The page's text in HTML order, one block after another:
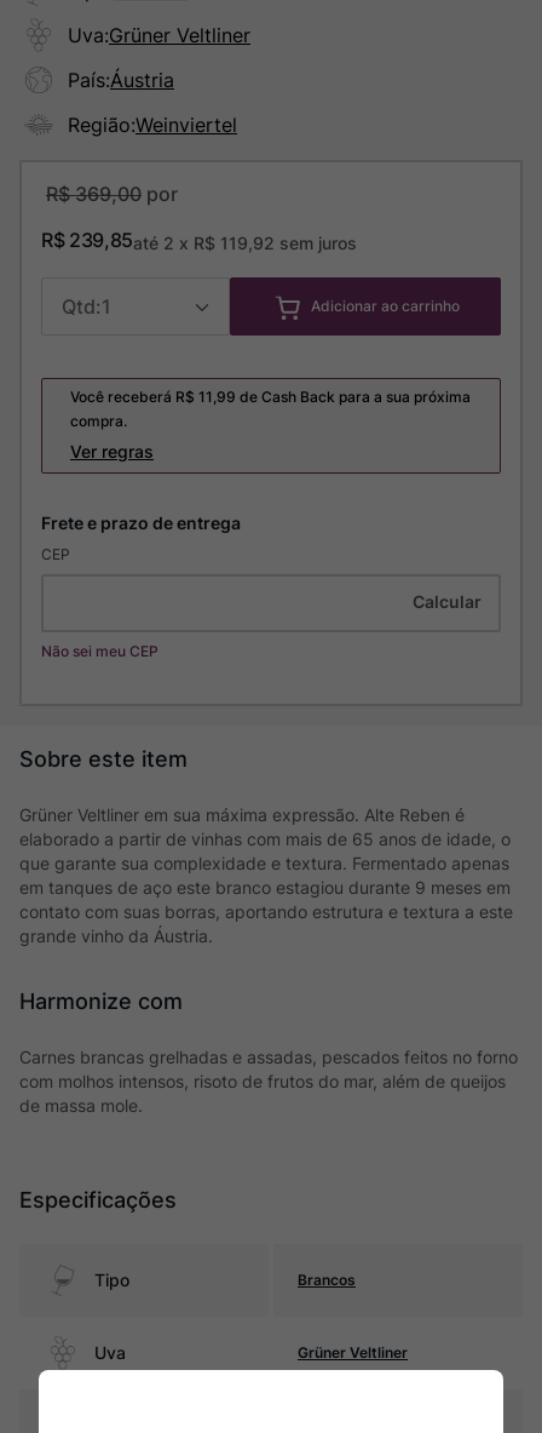
Uva:Grüner Veltliner
País:Áustria
Região:Weinviertel
R$ 369,00
R$ 239,85até 2 x R$ 119,92 sem juros
1 Adicionar ao carrinho
Você receberá R$ 11,99 de Cash Back para a sua próxima
compra.
Ver regras
CEP
Não sei meu CEP
Grüner Veltliner em sua máxima expressão. Alte Reben é
elaborado a partir de vinhas com mais de 65 anos de idade, o
que garante sua complexidade e textura. Fermentado apenas
em tanques de aço este branco estagiou durante 9 meses em
contato com suas borras, aportando estrutura e textura a este
grande vinho da Áustria.
Harmonize com
Carnes brancas grelhadas e assadas, pescados feitos no forno
com molhos intensos, risoto de frutos do mar, além de queijos
de massa mole.
Especificações
Tipo Brancos
Uva Grüner Veltliner